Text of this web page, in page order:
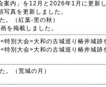
案内」を12月と2026年1月に更新
真を更新しました。
。（紅葉-里の秋）
を掲載しました。
特別大会>大和の古城巡り椿井城
特別大会>大和の古城巡り椿井城
。（荒城の月）